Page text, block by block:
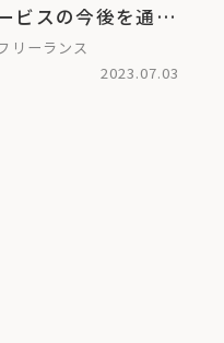
ビスの今後を通し
リーランス
2023.07.03